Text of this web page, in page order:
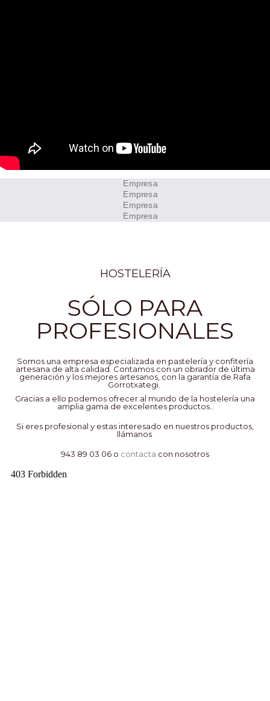
HOSTELERÍA
SÓLO PARA
PROFESIONALES
Somos una empresa especializada en pastelería y confitería
artesana de alta calidad. Contamos con un obrador de última
generación y los mejores artesanos, con la garantía de Rafa
Gorrotxategi.
Gracias a ello podemos ofrecer al mundo de la hostelería una
amplia gama de excelentes productos..
Si eres profesional y estas interesado en nuestros productos,
llámanos
943 89 03 06 o contacta con nosotros